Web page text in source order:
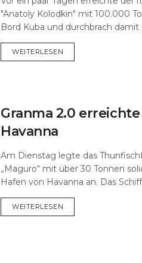
"Anatoly Kolodkin" mit 100.000
Bord Kuba und durchbrach damit
WEITERLESEN
Granma 2.0
Havanna
Am Dienstag legte das
„Maguro“ mit über 30 Tonnen
Hafen von Havanna an. Das
WEITERLESEN